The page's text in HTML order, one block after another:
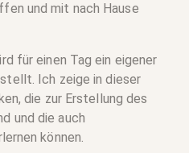
und mit nach Hause
für einen Tag ein eigener
Ich zeige in dieser
die zur Erstellung des
und die auch
können.